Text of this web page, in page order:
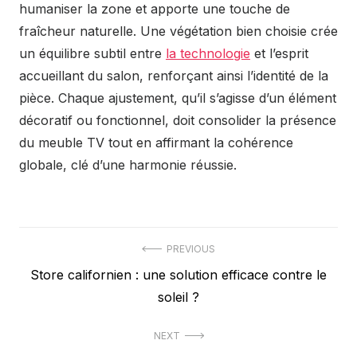
humaniser la zone et apporte une touche de
fraîcheur naturelle. Une végétation bien choisie crée
un équilibre subtil entre la technologie et l’esprit
accueillant du salon, renforçant ainsi l’identité de la
pièce. Chaque ajustement, qu’il s’agisse d’un élément
décoratif ou fonctionnel, doit consolider la présence
du meuble TV tout en affirmant la cohérence
globale, clé d’une harmonie réussie.
de
PREVIOUS
Previous
Store californien : une solution efficace contre le
soleil ?
NEXT